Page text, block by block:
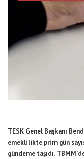
TESK Genel Başkanı
emeklilikte prim gün
gündeme taşıdı.